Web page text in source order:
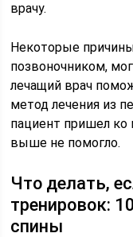
врачу.
Некоторые
позвоночником,
лечащий врач
метод лечения из
пациент пришел ко
выше не помогло.
Что делать,
тренировок:
спины